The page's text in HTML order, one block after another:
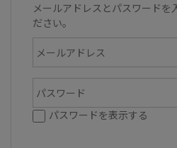
メールアドレスとパスワードを
ださい。
パスワードを表示する